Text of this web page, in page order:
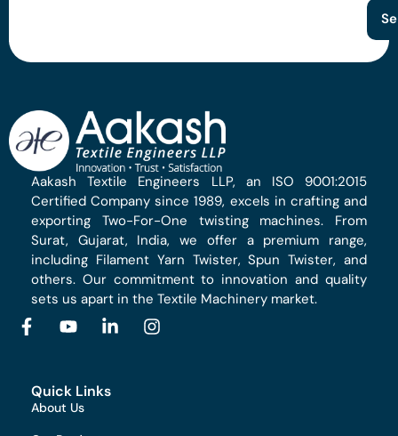
Aakash Textile Engineers LLP, an ISO 9001:2015
Certified Company since 1989, excels in crafting and
exporting Two-For-One twisting machines. From
Surat, Gujarat, India, we offer a premium range,
including Filament Yarn Twister, Spun Twister, and
others. Our commitment to innovation and quality
sets us apart in the Textile Machinery market.
Quick Links
About Us